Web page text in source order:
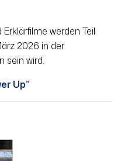
werden Teil
2026 in der
sein wird.
Up”